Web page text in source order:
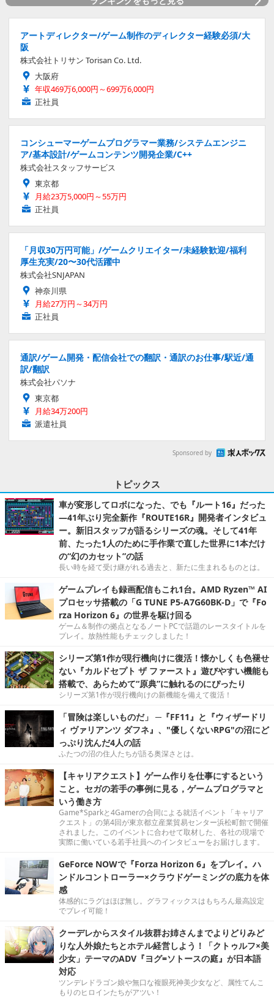
アートディレクター/ゲーム制作のディレクター経験必須/大
阪
株式会社トリサン Torisan Co. Ltd.
大阪府
年収469万6,000円～699万6,000円
正社員
コンシューマーゲームプログラマー業務/システムエンジニ
ア/基本設計/ゲームコンテンツ開発企業/C++
株式会社スタッフサービス
東京都
月給23万5,000円～55万円
正社員
「月収30万円可能」/ゲームクリエイター/未経験歓迎/福利
厚生充実/20〜30代活躍中
株式会社SNJAPAN
神奈川県
月給27万円～34万円
正社員
通訳/ゲーム開発・配信会社での翻訳・通訳のお仕事/駅近/通
訳/翻訳
株式会社パソナ
東京都
月給34万200円
派遣社員
Sponsored by
トピックス
車が変形してロボになった、でも『ルート16』だった
―41年ぶり完全新作『ROUTE16R』開発者インタビュ
ー。新旧スタッフが語るシリーズの魂。そして41年
前、たった1人のために手作業で直した世界に1本だけ
の“幻のカセット”の話
長い時を経て受け継がれる過去と、新たに生まれるものとは。
ゲームプレイも録画配信もこれ1台。AMD Ryzen™ AI
プロセッサ搭載の「G TUNE P5-A7G60BK-D」で『Fo
rza Horizon 6』の世界を駆け回る
ゲーム＆制作の拠点となるノートPCで話題のレースタイトルを
プレイ。放熱性能もチェックしました！
シリーズ第1作が現行機向けに復活！懐かしくも色褪せ
ない『カルドセプト ザ ファースト』遊びやすい機能も
搭載で、あらためて“原典”に触れるのにぴったり
シリーズ第1作が現行機向けの新機能を備えて復活！
「冒険は楽しいものだ」 ─『FF11』と『ウィザードリ
ィ ヴァリアンツ ダフネ』、"優しくないRPG"の沼にど
っぷり沈んだ4人の話
ふたつの沼の住人たちが語る奥深さとは。
【キャリアクエスト】ゲーム作りを仕事にするという
こと。セガの若手の事例に見る，ゲームプログラマと
いう働き方
Game*Sparkと4Gamerの合同による就活イベント「キャリア
クエスト」の第4回が東京都立産業貿易センター浜松町館で開催
されました。このイベントに合わせて取材した、各社の現場で
実際に働いている若手社員へのインタビューをお届けします。
GeForce NOWで『Forza Horizon 6』をプレイ。ハ
ンドルコントローラー×クラウドゲーミングの底力を体
感
体感的にラグはほぼ無し。グラフィックスはもちろん最高設定
でプレイ可能！
クーデレからスタイル抜群お姉さんまでよりどりみど
りな人外娘たちとホテル経営しよう！「クトゥルフ×美
少女」テーマのADV『ヨグ=ソトースの庭』が日本語
対応
ツンデレドラゴン娘や無口な複眼死神美少女など、属性てんこ
もりのヒロインたちがアツい！